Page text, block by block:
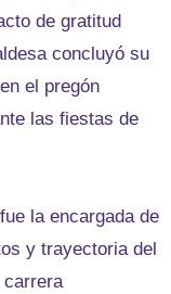
de gratitud
concluyó su
el pregón
las fiestas de
la encargada de
y trayectoria del
carrera